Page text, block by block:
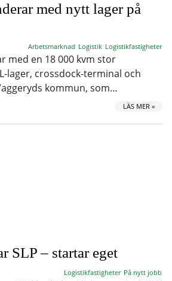
med nytt lager på
Arbetsmarknad Logistik Logistikfastigheter
med en 18 000 kvm stor
lager, crossdock-terminal och
kommun, som…
LÄS MER »
SLP – startar eget
Logistikfastigheter På nytt jobb